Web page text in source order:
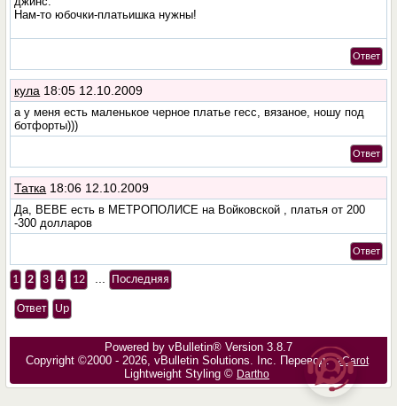
Нам-то юбочки-платьишка нужны!
Ответ
кула 18:05 12.10.2009
а у меня есть маленькое черное платье гесс, вязаное, ношу под
ботфорты)))
Ответ
Татка 18:06 12.10.2009
Да, ВЕВЕ есть в МЕТРОПОЛИСЕ на Войковской , платья от 200
-300 долларов
Ответ
1 2 3 4 12 Последняя
Ответ Up
Powered by vBulletin® Version 3.8.7
Copyright ©2000 - 2026, vBulletin Solutions, Inc. Перевод: zCarot
Lightweight Styling © Dartho